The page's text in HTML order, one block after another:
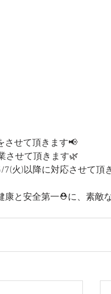
させて頂きます📢
させて頂きます🌿
火)以降に対応させて頂
康と安全第一⛑に、素敵